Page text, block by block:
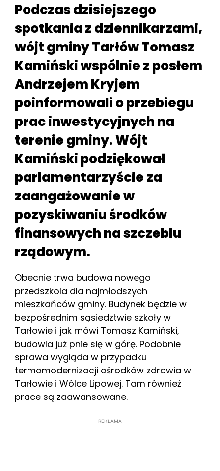
Podczas dzisiejszego
spotkania z dziennikarzami,
wójt gminy Tarłów Tomasz
Kamiński wspólnie z posłem
Andrzejem Kryjem
poinformowali o przebiegu
prac inwestycyjnych na
terenie gminy. Wójt
Kamiński podziękował
parlamentarzyście za
zaangażowanie w
pozyskiwaniu środków
finansowych na szczeblu
rządowym.
Obecnie trwa budowa nowego
przedszkola dla najmłodszych
mieszkańców gminy. Budynek będzie w
bezpośrednim sąsiedztwie szkoły w
Tarłowie i jak mówi Tomasz Kamiński,
budowla już pnie się w górę. Podobnie
sprawa wygląda w przypadku
termomodernizacji ośrodków zdrowia w
Tarłowie i Wólce Lipowej. Tam również
prace są zaawansowane.
REKLAMA